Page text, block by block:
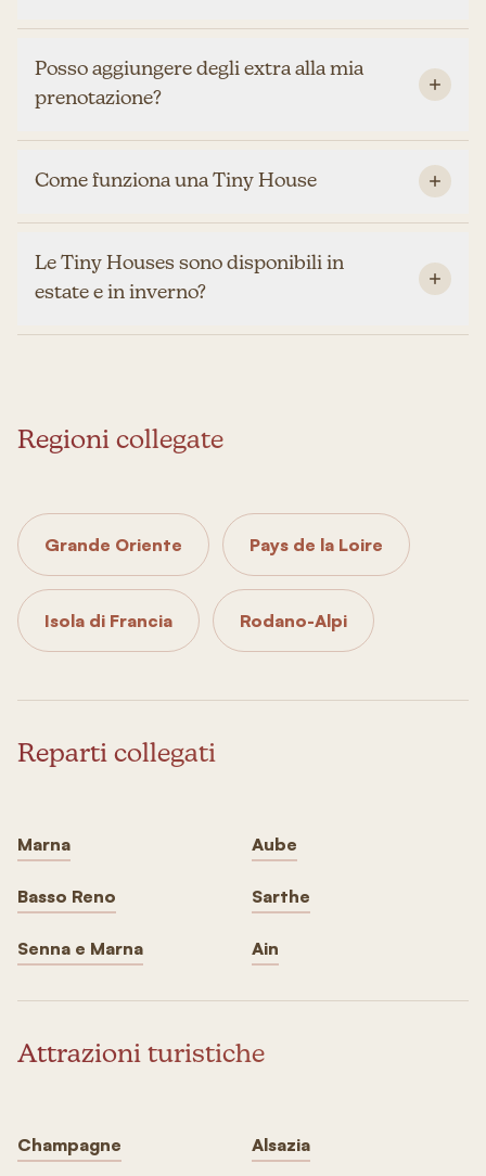
Posso aggiungere degli extra alla mia
prenotazione?
Come funziona una Tiny House
Le Tiny Houses sono disponibili in
estate e in inverno?
Regioni collegate
Grande Oriente Pays de la Loire
Isola di Francia Rodano-Alpi
Reparti collegati
Marna Aube
Basso Reno Sarthe
Senna e Marna Ain
Attrazioni turistiche
Champagne Alsazia